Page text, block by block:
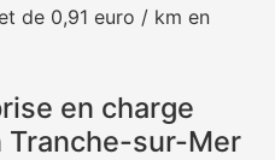
de 0,91 euro / km en
en charge
Tranche-sur-Mer